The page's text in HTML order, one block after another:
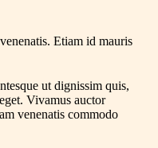
Etiam id mauris
ut dignissim quis,
Vivamus auctor
venenatis commodo